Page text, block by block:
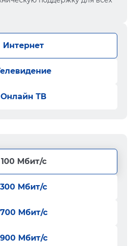
Интернет
Онлайн ТВ
100 Мбит/с
300 Мбит/с
700 Мбит/с
900 Мбит/с